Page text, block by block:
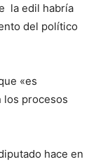
la edil habría
del político
«es
los procesos
hace en